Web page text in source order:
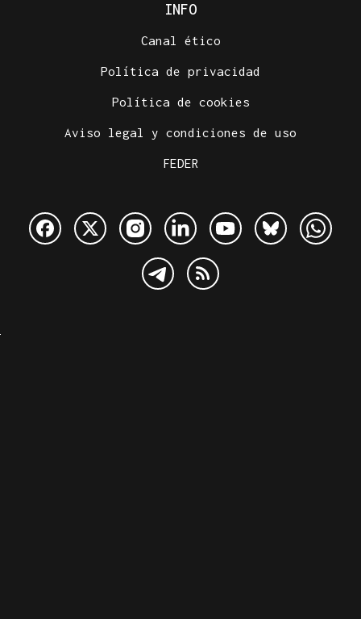
INFO
Canal ético
Política de privacidad
Política de cookies
Aviso legal y condiciones de uso
FEDER